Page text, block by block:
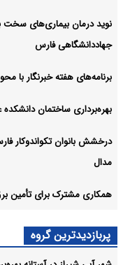
نوید درمان بیماری‌های سخت
جهاددانشگاهی فارس
برنامه‌های هفته خبرنگار با
بهره‌برداری ساختمان
مدال
همکاری مشترک برای تأمین
پربازدیدترین گروه